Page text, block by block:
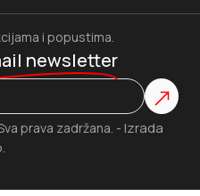
prava zadržana. - Izrada
i popustima.
newsletter